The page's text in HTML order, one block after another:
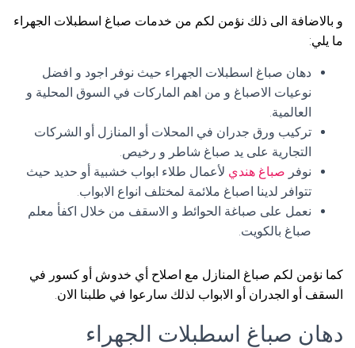
و بالاضافة الى ذلك نؤمن لكم من خدمات صباغ اسطبلات الجهراء
ما يلي:
دهان صباغ اسطبلات الجهراء حيث نوفر اجود و افضل
نوعيات الاصباغ و من اهم الماركات في السوق المحلية و
العالمية.
تركيب ورق جدران في المحلات أو المنازل أو الشركات
التجارية على يد صباغ شاطر و رخيص.
نوفر صباغ هندي لأعمال طلاء ابواب خشبية أو حديد حيث
تتوافر لدينا اصباغ ملائمة لمختلف انواع الابواب.
نعمل على صباغة الحوائط و الاسقف من خلال اكفأ معلم
صباغ بالكويت.
كما نؤمن لكم صباغ المنازل مع اصلاح أي خدوش أو كسور في
السقف أو الجدران أو الابواب لذلك سارعوا في طلبنا الان.
دهان صباغ اسطبلات الجهراء